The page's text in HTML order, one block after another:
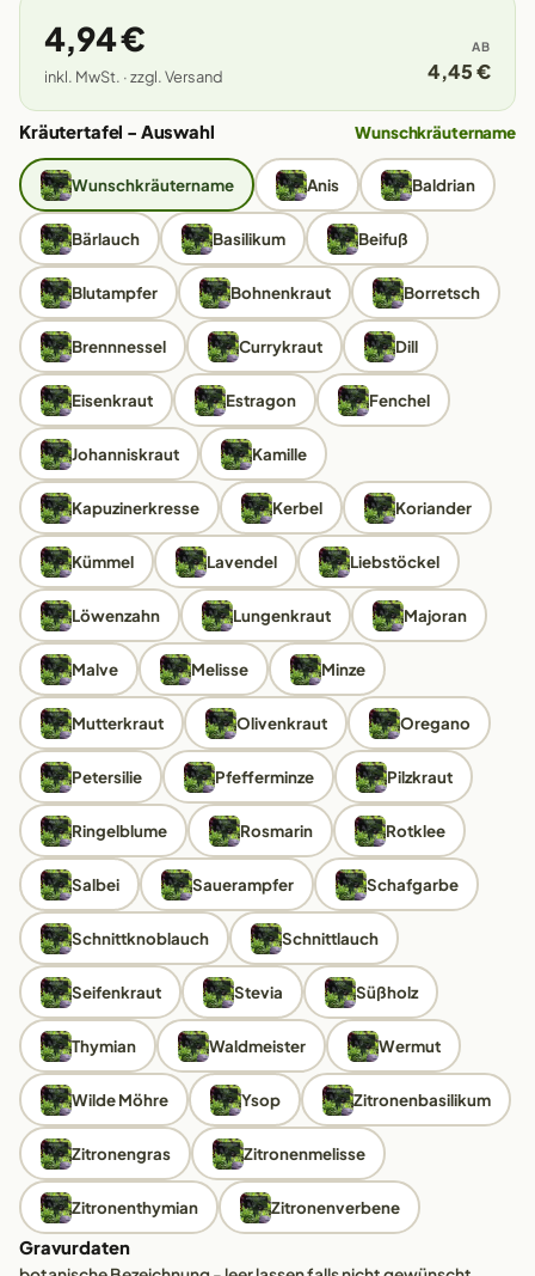
4,94 €
inkl. MwSt. · zzgl. Versand
AB
4,45 €
Kräutertafel - Auswahl Wunschkräutername
Wunschkräutername Anis Baldrian
Bärlauch Basilikum Beifuß
Blutampfer Bohnenkraut Borretsch
Brennnessel Currykraut Dill
Eisenkraut Estragon Fenchel
Johanniskraut Kamille
Kapuzinerkresse Kerbel Koriander
Kümmel Lavendel Liebstöckel
Löwenzahn Lungenkraut Majoran
Malve Melisse Minze
Mutterkraut Olivenkraut Oregano
Petersilie Pfefferminze Pilzkraut
Ringelblume Rosmarin Rotklee
Salbei Sauerampfer Schafgarbe
Schnittknoblauch Schnittlauch
Seifenkraut Stevia Süßholz
Thymian Waldmeister Wermut
Wilde Möhre Ysop Zitronenbasilikum
Zitronengras Zitronenmelisse
Zitronenthymian Zitronenverbene
Gravurdaten